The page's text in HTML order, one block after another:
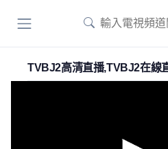
TVBJ2高清直播,TVBJ2在線